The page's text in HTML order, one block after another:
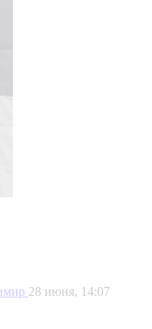
28 июня, 14:07